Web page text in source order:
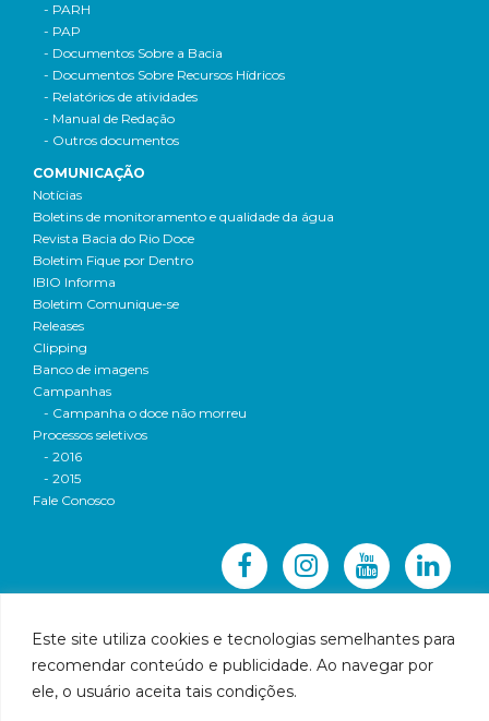
Este site utiliza cookies e tecnologias semelhantes para
recomendar conteúdo e publicidade. Ao navegar por
ele, o usuário aceita tais condições.
- PARH
- PAP
- Documentos Sobre a Bacia
- Documentos Sobre Recursos Hídricos
- Relatórios de atividades
- Manual de Redação
- Outros documentos
COMUNICAÇÃO
Notícias
Boletins de monitoramento e qualidade da água
Revista Bacia do Rio Doce
Boletim Fique por Dentro
IBIO Informa
Boletim Comunique-se
Releases
Clipping
Banco de imagens
Campanhas
- Campanha o doce não morreu
Processos seletivos
- 2016
- 2015
Fale Conosco
© 2016 CBH-Doce - Todos os direitos reservados